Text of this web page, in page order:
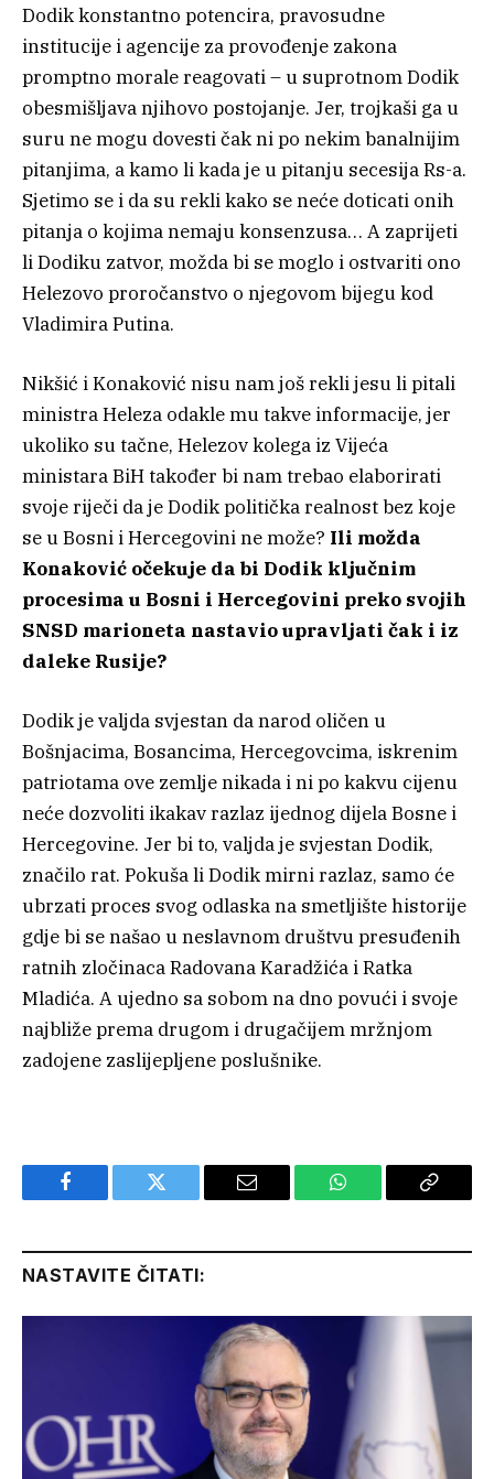
Dodik konstantno potencira, pravosudne
institucije i agencije za provođenje zakona
promptno morale reagovati – u suprotnom Dodik
obesmišljava njihovo postojanje. Jer, trojkaši ga u
suru ne mogu dovesti čak ni po nekim banalnijim
pitanjima, a kamo li kada je u pitanju secesija Rs-a.
Sjetimo se i da su rekli kako se neće doticati onih
pitanja o kojima nemaju konsenzusa… A zaprijeti
li Dodiku zatvor, možda bi se moglo i ostvariti ono
Helezovo proročanstvo o njegovom bijegu kod
Vladimira Putina.
Nikšić i Konaković nisu nam još rekli jesu li pitali
ministra Heleza odakle mu takve informacije, jer
ukoliko su tačne, Helezov kolega iz Vijeća
ministara BiH također bi nam trebao elaborirati
svoje riječi da je Dodik politička realnost bez koje
se u Bosni i Hercegovini ne može? Ili možda
Konaković očekuje da bi Dodik ključnim
procesima u Bosni i Hercegovini preko svojih
SNSD marioneta nastavio upravljati čak i iz
daleke Rusije?
Dodik je valjda svjestan da narod oličen u
Bošnjacima, Bosancima, Hercegovcima, iskrenim
patriotama ove zemlje nikada i ni po kakvu cijenu
neće dozvoliti ikakav razlaz ijednog dijela Bosne i
Hercegovine. Jer bi to, valjda je svjestan Dodik,
značilo rat. Pokuša li Dodik mirni razlaz, samo će
ubrzati proces svog odlaska na smetljište historije
gdje bi se našao u neslavnom društvu presuđenih
ratnih zločinaca Radovana Karadžića i Ratka
Mladića. A ujedno sa sobom na dno povući i svoje
najbliže prema drugom i drugačijem mržnjom
zadojene zaslijepljene poslušnike.
Facebook Twitter Email WhatsApp Copy
NASTAVITE ČITATI: